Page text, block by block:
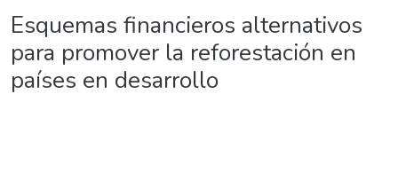
Esquemas financieros alternativos
para promover la reforestación en
países en desarrollo